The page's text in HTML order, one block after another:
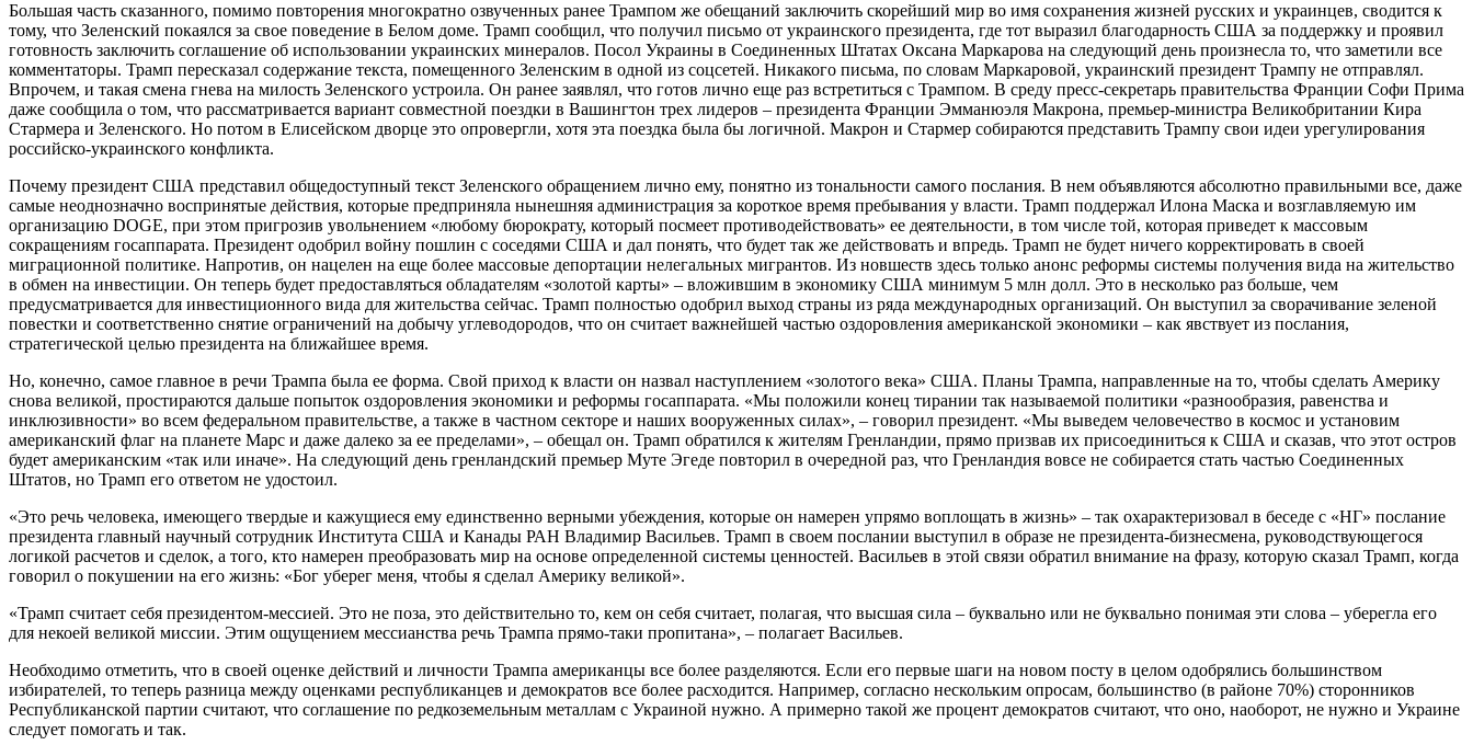
Большая часть сказанного, помимо повторения многократно озвученных ранее Трампом же обещаний заключить скорейший мир во имя сохранения жизней русских и украинцев, сводится к
тому, что Зеленский покаялся за свое поведение в Белом доме. Трамп сообщил, что получил письмо от украинского президента, где тот выразил благодарность США за поддержку и проявил
готовность заключить соглашение об использовании украинских минералов. Посол Украины в Соединенных Штатах Оксана Маркарова на следующий день произнесла то, что заметили все
комментаторы. Трамп пересказал содержание текста, помещенного Зеленским в одной из соцсетей. Никакого письма, по словам Маркаровой, украинский президент Трампу не отправлял.
Впрочем, и такая смена гнева на милость Зеленского устроила. Он ранее заявлял, что готов лично еще раз встретиться с Трампом. В среду пресс-секретарь правительства Франции Софи Прима
даже сообщила о том, что рассматривается вариант совместной поездки в Вашингтон трех лидеров – президента Франции Эмманюэля Макрона, премьер-министра Великобритании Кира
Стармера и Зеленского. Но потом в Елисейском дворце это опровергли, хотя эта поездка была бы логичной. Макрон и Стармер собираются представить Трампу свои идеи урегулирования
российско-украинского конфликта.
Почему президент США представил общедоступный текст Зеленского обращением лично ему, понятно из тональности самого послания. В нем объявляются абсолютно правильными все, даже
самые неоднозначно воспринятые действия, которые предприняла нынешняя администрация за короткое время пребывания у власти. Трамп поддержал Илона Маска и возглавляемую им
организацию DOGE, при этом пригрозив увольнением «любому бюрократу, который посмеет противодействовать» ее деятельности, в том числе той, которая приведет к массовым
сокращениям госаппарата. Президент одобрил войну пошлин с соседями США и дал понять, что будет так же действовать и впредь. Трамп не будет ничего корректировать в своей
миграционной политике. Напротив, он нацелен на еще более массовые депортации нелегальных мигрантов. Из новшеств здесь только анонс реформы системы получения вида на жительство
в обмен на инвестиции. Он теперь будет предоставляться обладателям «золотой карты» – вложившим в экономику США минимум 5 млн долл. Это в несколько раз больше, чем
предусматривается для инвестиционного вида для жительства сейчас. Трамп полностью одобрил выход страны из ряда международных организаций. Он выступил за сворачивание зеленой
повестки и соответственно снятие ограничений на добычу углеводородов, что он считает важнейшей частью оздоровления американской экономики – как явствует из послания,
стратегической целью президента на ближайшее время.
Но, конечно, самое главное в речи Трампа была ее форма. Свой приход к власти он назвал наступлением «золотого века» США. Планы Трампа, направленные на то, чтобы сделать Америку
снова великой, простираются дальше попыток оздоровления экономики и реформы госаппарата. «Мы положили конец тирании так называемой политики «разнообразия, равенства и
инклюзивности» во всем федеральном правительстве, а также в частном секторе и наших вооруженных силах», – говорил президент. «Мы выведем человечество в космос и установим
американский флаг на планете Марс и даже далеко за ее пределами», – обещал он. Трамп обратился к жителям Гренландии, прямо призвав их присоединиться к США и сказав, что этот остров
будет американским «так или иначе». На следующий день гренландский премьер Муте Эгеде повторил в очередной раз, что Гренландия вовсе не собирается стать частью Соединенных
Штатов, но Трамп его ответом не удостоил.
«Это речь человека, имеющего твердые и кажущиеся ему единственно верными убеждения, которые он намерен упрямо воплощать в жизнь» – так охарактеризовал в беседе с «НГ» послание
президента главный научный сотрудник Института США и Канады РАН Владимир Васильев. Трамп в своем послании выступил в образе не президента-бизнесмена, руководствующегося
логикой расчетов и сделок, а того, кто намерен преобразовать мир на основе определенной системы ценностей. Васильев в этой связи обратил внимание на фразу, которую сказал Трамп, когда
говорил о покушении на его жизнь: «Бог уберег меня, чтобы я сделал Америку великой».
«Трамп считает себя президентом-мессией. Это не поза, это действительно то, кем он себя считает, полагая, что высшая сила – буквально или не буквально понимая эти слова – уберегла его
для некоей великой миссии. Этим ощущением мессианства речь Трампа прямо-таки пропитана», – полагает Васильев.
Необходимо отметить, что в своей оценке действий и личности Трампа американцы все более разделяются. Если его первые шаги на новом посту в целом одобрялись большинством
избирателей, то теперь разница между оценками республиканцев и демократов все более расходится. Например, согласно нескольким опросам, большинство (в районе 70%) сторонников
Республиканской партии считают, что соглашение по редкоземельным металлам с Украиной нужно. А примерно такой же процент демократов считают, что оно, наоборот, не нужно и Украине
следует помогать и так.